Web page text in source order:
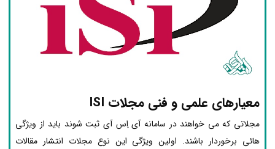
معیارهای علمی و فنی مجلات ISI
مجلاتی که می خواهند در سامانه آی اِس آی ثبت شوند باید از ویژگی
هائی برخوردار باشند. اولین ویژگی این نوع مجلات انتشار مقالات